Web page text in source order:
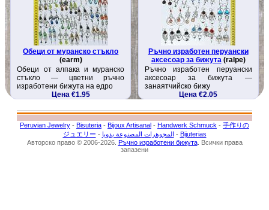
Обеци от муранско стъкло
(earm)
Обеци от алпака и муранско
стъкло — цветни ръчно
изработени бижута на едро
Цена €1.95
Ръчно изработен перуански
аксесоар за бижута(ralpe)
Ръчно изработен перуански
аксесоар за бижута —
занаятчийско бижу
Цена €2.05
Peruvian Jewelry - Bisuteria - Bijoux Artisanal - Handwerk Schmuck - 手作りの
ジュエリー - المجوهرات المصنوعة يدويا - Bijuterias
Авторско право © 2006-2026. Ръчно изработени бижута. Всички права
запазени